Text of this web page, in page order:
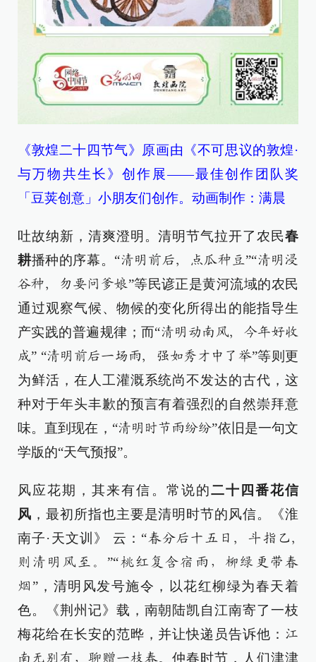
《敦煌二十四节气》原画由《不可思议的敦煌·
与万物共生长》创作展——最佳创作团队奖
「豆荚创意」小朋友们创作。动画制作：满晨
吐故纳新，清爽澄明。清明节气拉开了农民春
耕播种的序幕。“清明前后, 点瓜种豆”“清明浸
谷种, 勿要问爹娘”等民谚正是黄河流域的农民
通过观察气候、物候的变化所得出的能指导生
产实践的普遍规律；而“清明动南风, 今年好收
成” “清明前后一场雨, 强如秀才中了举”等则更
为鲜活，在人工灌溉系统尚不发达的古代，这
种对于年头丰歉的预言有着强烈的自然崇拜意
味。直到现在，“清明时节雨纷纷”依旧是一句文
学版的“天气预报”。
风应花期，其来有信。常说的二十四番花信
风 ，最初所指也主要是清明时节的风信。《淮
南子·天文训》 云：“春分后十五日, 斗指乙,
则清明风至。”“桃红复含宿雨，柳绿更带春
烟 ”，清明风发号施令，以花红柳绿为春天着
色。《荆州记》载，南朝陆凯自江南寄了一枝
梅花给在长安的范晔，并让快递员告诉他： 江
南无别有，聊赠一枝春。仲春时节，人们津津